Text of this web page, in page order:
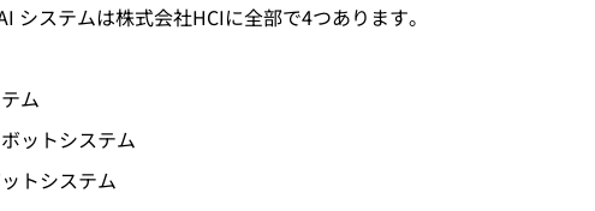
システムは株式会社HCIに全部で4つあります。
ム
ットシステム
トシステム